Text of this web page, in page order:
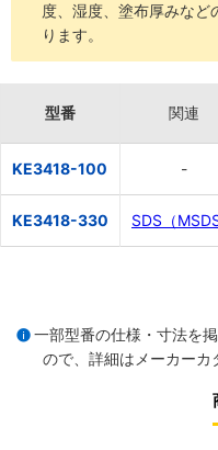
度、湿度、塗布厚みなど
ります。
型番 関連
KE3418-100 -
KE3418-330 SDS（MSDS
一部型番の仕様・寸法を
ので、詳細は メーカーカ